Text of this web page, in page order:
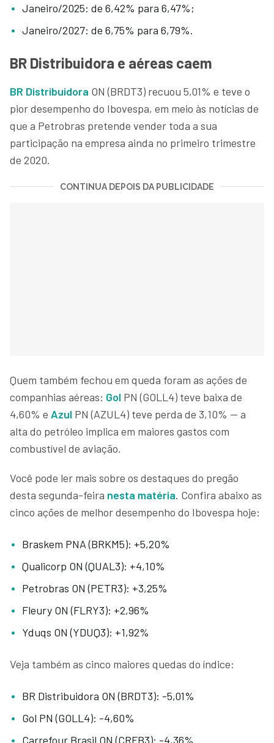
Janeiro/2025: de 6,42% para 6,47%;
Janeiro/2027: de 6,75% para 6,79%.
BR Distribuidora e aéreas caem
BR Distribuidora ON (BRDT3) recuou 5,01% e teve o
pior desempenho do Ibovespa, em meio às notícias de
que a Petrobras pretende vender toda a sua
participação na empresa ainda no primeiro trimestre
de 2020.
CONTINUA DEPOIS DA PUBLICIDADE
Quem também fechou em queda foram as ações de
companhias aéreas: Gol PN (GOLL4) teve baixa de
4,60% e Azul PN (AZUL4) teve perda de 3,10% — a
alta do petróleo implica em maiores gastos com
combustível de aviação.
Você pode ler mais sobre os destaques do pregão
desta segunda-feira nesta matéria. Confira abaixo as
cinco ações de melhor desempenho do Ibovespa hoje:
Braskem PNA (BRKM5): +5,20%
Qualicorp ON (QUAL3): +4,10%
Petrobras ON (PETR3): +3,25%
Fleury ON (FLRY3): +2,96%
Yduqs ON (YDUQ3): +1,92%
Veja também as cinco maiores quedas do índice:
BR Distribuidora ON (BRDT3): -5,01%
Gol PN (GOLL4): -4,60%
Carrefour Brasil ON (CRFB3): -4,36%